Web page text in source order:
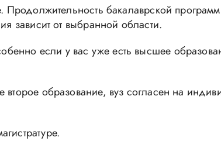
Продолжительность бакалаврской
зависит от выбранной области.
если у вас уже есть высшее
второе образование, вуз согласен на